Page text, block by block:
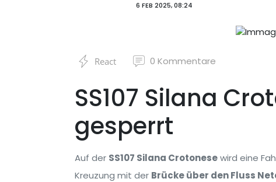
6 FEB 2025, 08:24
React 0 Kommentare
SS107 Silana
gesperrt
Auf der SS107 Silana Crotonesewird eine
Kreuzung mit der Brücke über den Fluss